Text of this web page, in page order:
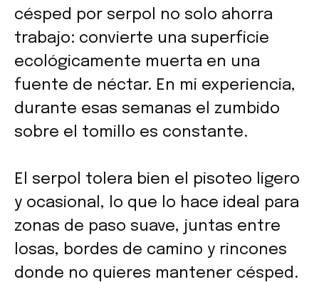
césped por serpol no solo ahorra
trabajo: convierte una superficie
ecológicamente muerta en una
fuente de néctar. En mi experiencia,
durante esas semanas el zumbido
sobre el tomillo es constante.
El serpol tolera bien el pisoteo ligero
y ocasional, lo que lo hace ideal para
zonas de paso suave, juntas entre
losas, bordes de camino y rincones
donde no quieres mantener césped.